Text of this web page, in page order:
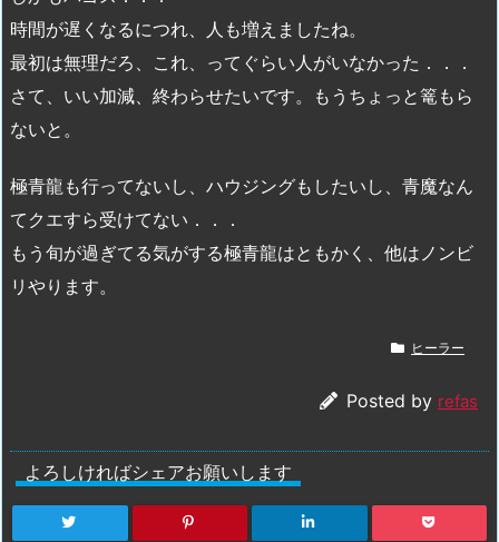
時間が遅くなるにつれ、人も増えましたね。
最初は無理だろ、これ、ってぐらい人がいなかった．．．
さて、いい加減、終わらせたいです。もうちょっと篭もら
ないと。
極青龍も行ってないし、ハウジングもしたいし、青魔なん
てクエすら受けてない．．．
もう旬が過ぎてる気がする極青龍はともかく、他はノンビ
リやります。
ヒーラー
Posted by refas
よろしければシェアお願いします